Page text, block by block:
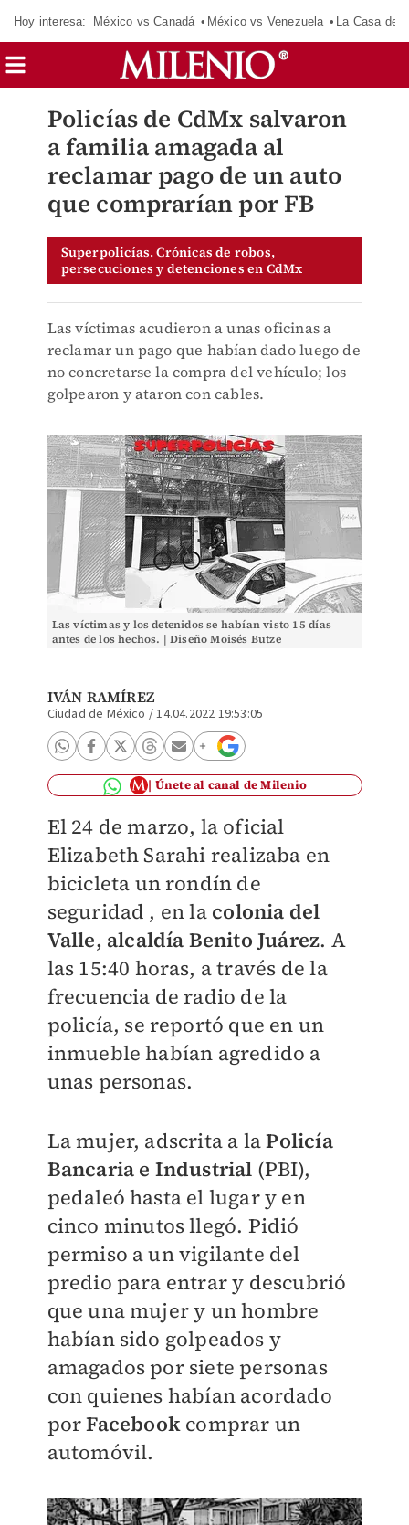
Hoy interesa: México vs Canadá México vs Venezuela La Casa de
Policías de CdMx salvaron
a familia amagada al
reclamar pago de un auto
que comprarían por FB
Superpolicías. Crónicas de robos,
persecuciones y detenciones en CdMx
Las víctimas acudieron a unas oficinas a
reclamar un pago que habían dado luego de
no concretarse la compra del vehículo; los
golpearon y ataron con cables.
Las víctimas y los detenidos se habían visto 15 días
antes de los hechos. | Diseño Moisés Butze
IVÁN RAMÍREZ
Ciudad de México /14.04.2022 19:53:05
Únete al canal de Milenio
El 24 de marzo, la oficial
Elizabeth Sarahi realizaba en
bicicleta un rondín de
seguridad , en la colonia del
Valle, alcaldía Benito Juárez. A
las 15:40 horas, a través de la
frecuencia de radio de la
policía, se reportó que en un
inmueble habían agredido a
unas personas.
La mujer, adscrita a laPolicía
Bancaria e Industrial (PBI),
pedaleó hasta el lugar y en
cinco minutos llegó. Pidió
permiso a un vigilante del
predio para entrar y descubrió
que una mujer y un hombre
habían sido golpeados y
amagados por siete personas
con quienes habían acordado
porFacebookcomprar un
automóvil.